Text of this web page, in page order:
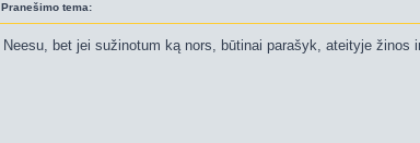
Pranešimo tema:
Neesu, bet jei sužinotum ką nors, būtinai parašyk, ateityje žinos